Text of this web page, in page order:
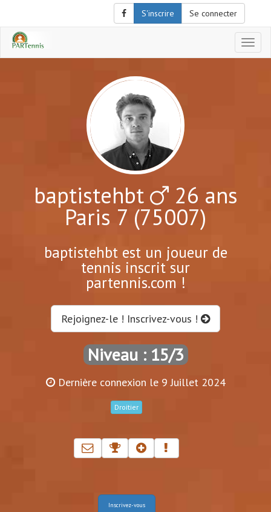
S'inscrire Se connecter
le
baptistehbt 26 ans
Paris 7 (75007)
baptistehbt est un joueur de
tennis inscrit sur
partennis.com !
Rejoignez-le ! Inscrivez-vous !
Niveau : 15/3
Dernière connexion le 9 Juillet 2024
Droitier
Inscrivez-vous